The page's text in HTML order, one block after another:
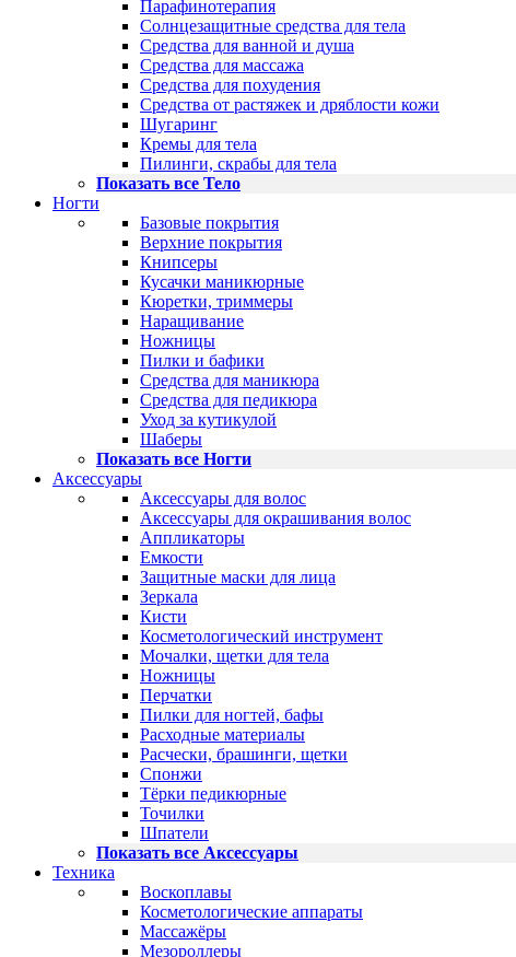
Парафинотерапия
Солнцезащитные средства для тела
Средства для ванной и душа
Средства для массажа
Средства для похудения
Средства от растяжек и дряблости кожи
Шугаринг
Кремы для тела
Пилинги, скрабы для тела
Показать все Тело
Ногти
Базовые покрытия
Верхние покрытия
Книпсеры
Кусачки маникюрные
Кюретки, триммеры
Наращивание
Ножницы
Пилки и бафики
Средства для маникюра
Средства для педикюра
Уход за кутикулой
Шаберы
Показать все Ногти
Аксессуары
Аксессуары для волос
Аксессуары для окрашивания волос
Аппликаторы
Емкости
Защитные маски для лица
Зеркала
Кисти
Косметологический инструмент
Мочалки, щетки для тела
Ножницы
Перчатки
Пилки для ногтей, бафы
Расходные материалы
Расчески, брашинги, щетки
Спонжи
Тёрки педикюрные
Точилки
Шпатели
Показать все Аксессуары
Техника
Воскоплавы
Косметологические аппараты
Массажёры
Мезороллеры